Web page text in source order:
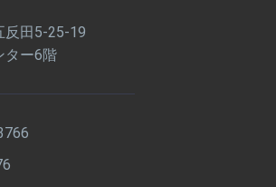
反田5-25-19
ター6階